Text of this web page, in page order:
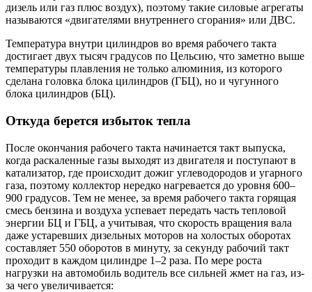
дизель или газ плюс воздух), поэтому такие силовые агрегаты
называются «двигателями внутреннего сгорания» или ДВС.
Температура внутри цилиндров во время рабочего такта
достигает двух тысяч градусов по Цельсию, что заметно выше
температуры плавления не только алюминия, из которого
сделана головка блока цилиндров (ГБЦ), но и чугунного
блока цилиндров (БЦ).
Откуда берется избыток тепла
После окончания рабочего такта начинается такт выпуска,
когда раскаленные газы выходят из двигателя и поступают в
катализатор, где происходит дожиг углеводородов и угарного
газа, поэтому коллектор нередко нагревается до уровня 600–
900 градусов. Тем не менее, за время рабочего такта горящая
смесь бензина и воздуха успевает передать часть тепловой
энергии БЦ и ГБЦ, а учитывая, что скорость вращения вала
даже устаревших дизельных моторов на холостых оборотах
составляет 550 оборотов в минуту, за секунду рабочий такт
проходит в каждом цилиндре 1–2 раза. По мере роста
нагрузки на автомобиль водитель все сильней жмет на газ, из-
за чего увеличивается: